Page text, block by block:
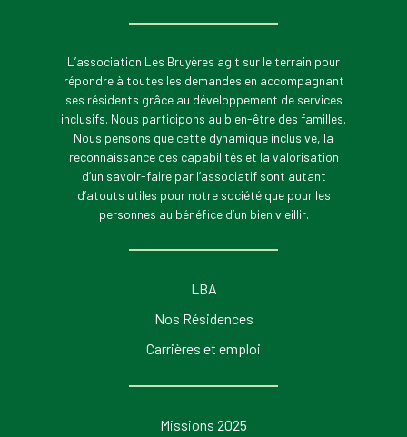
L’association Les Bruyères agit sur le terrain pour
répondre à toutes les demandes en accompagnant
ses résidents grâce au développement de services
inclusifs. Nous participons au bien-être des familles.
Nous pensons que cette dynamique inclusive, la
reconnaissance des capabilités et la valorisation
d’un savoir-faire par l’associatif sont autant
d’atouts utiles pour notre société que pour les
personnes au bénéfice d’un bien vieillir.
LBA
Nos Résidences
Carrières et emploi
Missions 2025